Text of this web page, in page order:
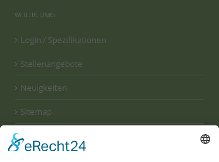
WEITERE LINKS
Login / Spezifikationen
Stellenangebote
Neuigkeiten
Sitemap
Disclaimer